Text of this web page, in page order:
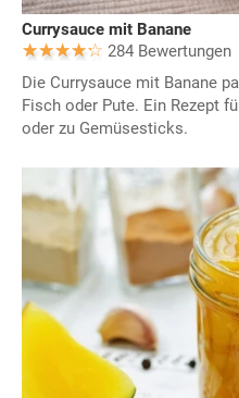
Currysauce mit Banane
284 Bewertungen
Die Currysauce mit Banane
Fisch oder Pute. Ein Rezept
oder zu Gemüsesticks.